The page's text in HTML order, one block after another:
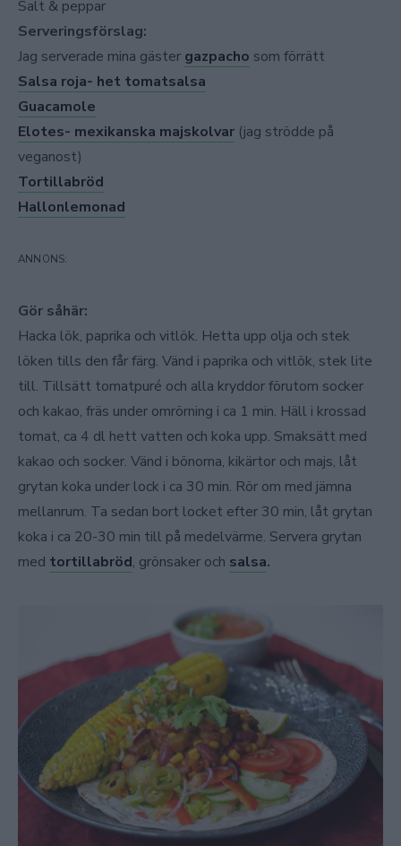
Salt & peppar
Serveringsförslag:
Jag serverade mina gäster gazpacho som förrätt
Salsa roja- het tomatsalsa
Guacamole
Elotes- mexikanska majskolvar (jag strödde på
veganost)
Tortillabröd
Hallonlemonad
Gör såhär:
Hacka lök, paprika och vitlök. Hetta upp olja och stek
löken tills den får färg. Vänd i paprika och vitlök, stek lite
till. Tillsätt tomatpuré och alla kryddor förutom socker
och kakao, fräs under omrörning i ca 1 min. Häll i krossad
tomat, ca 4 dl hett vatten och koka upp. Smaksätt med
kakao och socker. Vänd i bönorna, kikärtor och majs, låt
grytan koka under lock i ca 30 min. Rör om med jämna
mellanrum. Ta sedan bort locket efter 30 min, låt grytan
koka i ca 20-30 min till på medelvärme. Servera grytan
med tortillabröd, grönsaker och salsa.